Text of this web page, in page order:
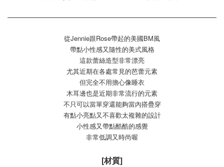
從Jennie跟Rose帶起的美國BM風
帶點小性感又隨性的美式風格
這款蕾絲造型非常漂亮
尤其近期在各處常見的芭蕾元素
但完全不用擔心像睡衣
木耳邊也是近期非常流行的元素
不只可以當單穿還能夠當內搭疊穿
有點小亮點又不喜歡太複雜的設計
小性感又帶點酷酷的感覺
非常低調又時尚喔
[材質]